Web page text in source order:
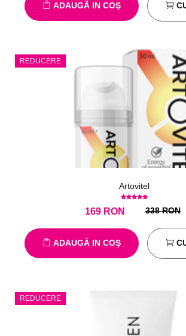
ADAUGĂ IN COŞ
REDUCERE
Artovitel
RON
169 338 RON
ADAUGĂ IN COŞ
REDUCERE